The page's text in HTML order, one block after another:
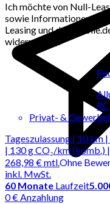
Ich möchte von Null-
sowie Informationen
Leasing und der
widerrufbar).
Privat- &
Tageszulassung | 10 km
| 130 g CO₂/km (komb.)
268,98 €mtl.
inkl. MwSt.
Ohne
60 Monate Laufzeit
0 € Anzahlung